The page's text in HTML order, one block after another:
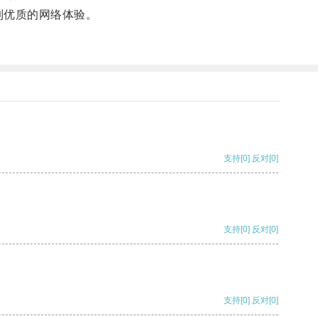
质的网络体验。
支持[0] 反对[0]
支持[0] 反对[0]
支持[0] 反对[0]